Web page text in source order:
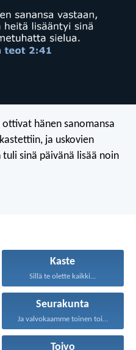
ottivat hänen sanomansa
ja uskovien
tuli sinä päivänä lisää noin
Kaste
Sillä te olette kaikki...
Seurakunta
Ja valvokaamme toinen toistamme...
Toivo